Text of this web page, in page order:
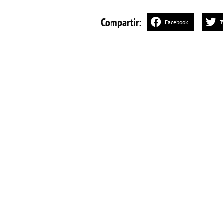
Compartir: Facebook